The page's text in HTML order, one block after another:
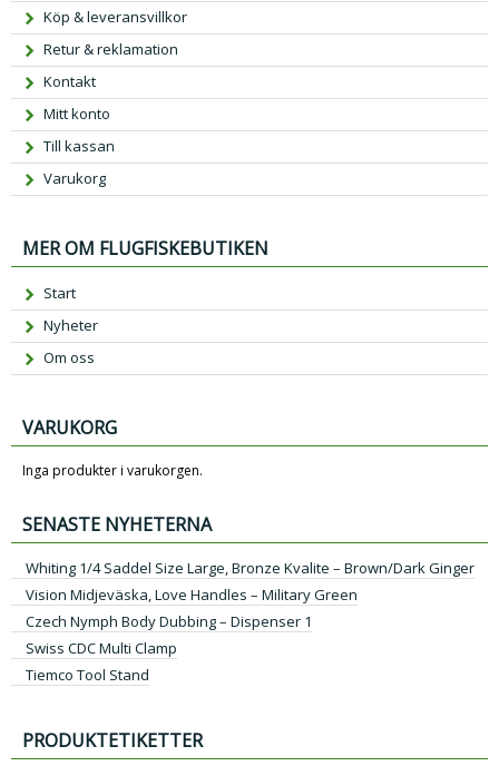
Köp & leveransvillkor
Retur & reklamation
Kontakt
Mitt konto
Till kassan
Varukorg
MER OM FLUGFISKEBUTIKEN
Start
Nyheter
Om oss
VARUKORG
Inga produkter i varukorgen.
SENASTE NYHETERNA
Whiting 1/4 Saddel Size Large, Bronze Kvalite – Brown/Dark Ginger
Vision Midjeväska, Love Handles – Military Green
Czech Nymph Body Dubbing – Dispenser 1
Swiss CDC Multi Clamp
Tiemco Tool Stand
PRODUKTETIKETTER